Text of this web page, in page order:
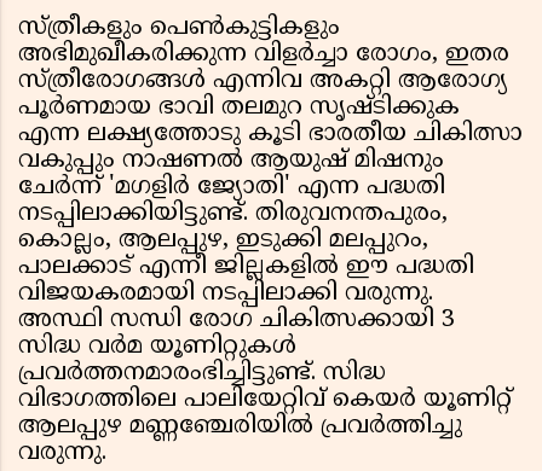
സ്ത്രീകളും പെണ്‍കുട്ടികളും
അഭിമുഖീകരിക്കുന്ന വിളര്‍ച്ചാ രോഗം, ഇതര
സ്ത്രീരോഗങ്ങള്‍ എന്നിവ അകറ്റി ആരോഗ്യ
പൂര്‍ണമായ ഭാവി തലമുറ സൃഷ്ടിക്കുക
എന്ന ലക്ഷ്യത്തോടു കൂടി ഭാരതീയ ചികിത്സാ
വകുപ്പും നാഷണല്‍ ആയുഷ് മിഷനും
ചേര്‍ന്ന് 'മഗളിര്‍ ജ്യോതി' എന്ന പദ്ധതി
നടപ്പിലാക്കിയിട്ടുണ്ട്. തിരുവനന്തപുരം,
കൊല്ലം, ആലപ്പുഴ, ഇടുക്കി മലപ്പുറം,
പാലക്കാട് എന്നീ ജില്ലകളില്‍ ഈ പദ്ധതി
വിജയകരമായി നടപ്പിലാക്കി വരുന്നു.
അസ്ഥി സന്ധി രോഗ ചികിത്സക്കായി 3
സിദ്ധ വര്‍മ യൂണിറ്റുകള്‍
പ്രവര്‍ത്തനമാരംഭിച്ചിട്ടുണ്ട്. സിദ്ധ
വിഭാഗത്തിലെ പാലിയേറ്റിവ് കെയര്‍ യൂണിറ്റ്
ആലപ്പുഴ മണ്ണഞ്ചേരിയില്‍ പ്രവര്‍ത്തിച്ചു
വരുന്നു.